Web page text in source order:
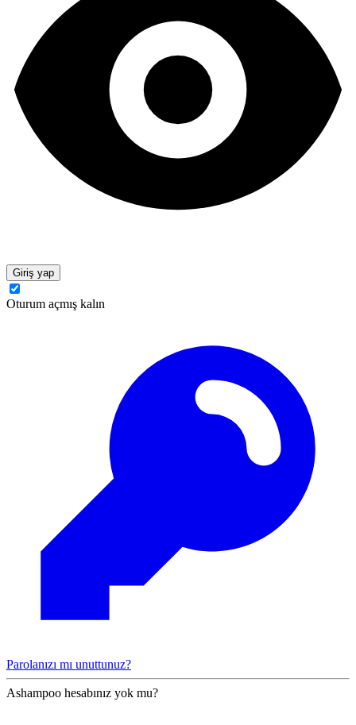
Giriş yap
Oturum açmış kalın
Parolanızı mı unuttunuz?
Ashampoo hesabınız yok mu?